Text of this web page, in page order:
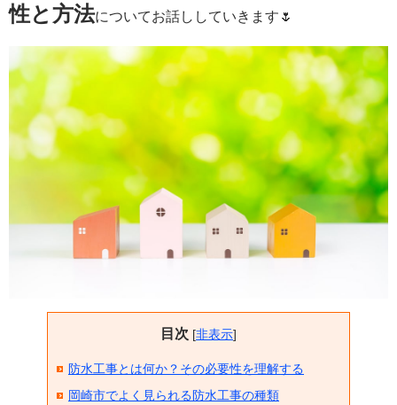
性と方法についてお話ししていきます🌷
目次 [非表示]
防水工事とは何か？その必要性を理解する
岡崎市でよく見られる防水工事の種類